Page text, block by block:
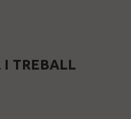
I TREBALL